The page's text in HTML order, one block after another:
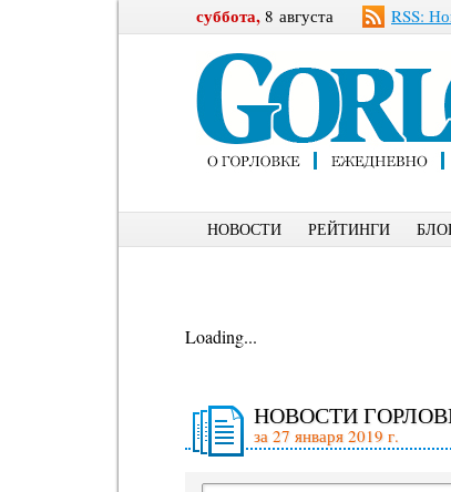
суббота, 8 августа RSS:
НОВОСТИ РЕЙТИНГИ
Loading...
НОВОСТИ
за 27 января 2019 г.